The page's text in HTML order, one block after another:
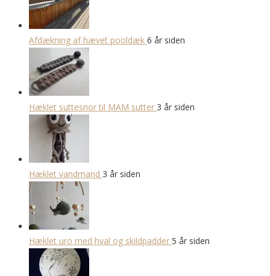
Afdækning af hævet pooldæk 6 år siden
Hæklet suttesnor til MAM sutter 3 år siden
Hæklet vandmand 3 år siden
Hæklet uro med hval og skildpadder 5 år siden